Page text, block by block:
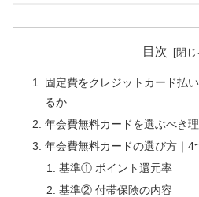
目次
固定費をクレジットカード払
るか
年会費無料カードを選ぶべき
年会費無料カードの選び方｜4
基準① ポイント還元率
基準② 付帯保険の内容